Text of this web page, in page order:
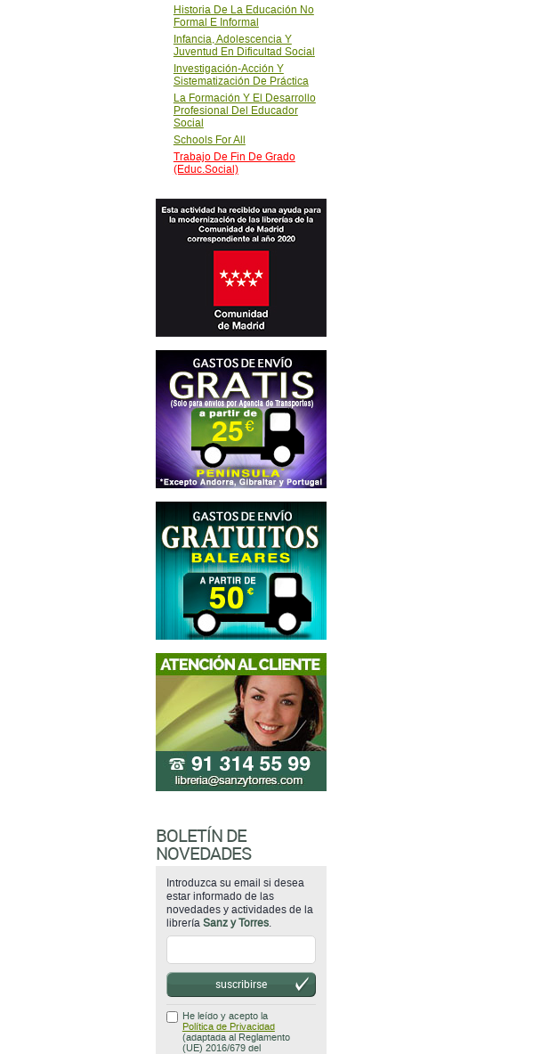
Historia De La Educación No
Formal E Informal
Infancia, Adolescencia Y
Juventud En Dificultad Social
Investigación-Acción Y
Sistematización De Práctica
La Formación Y El Desarrollo
Profesional Del Educador
Social
Schools For All
Trabajo De Fin De Grado
(Educ.Social)
BOLETÍN DE
NOVEDADES
Introduzca su email si desea
estar informado de las
novedades y actividades de la
librería Sanz y Torres.
suscribirse
He leído y acepto la
Política de Privacidad
(adaptada al Reglamento
(UE) 2016/679 del